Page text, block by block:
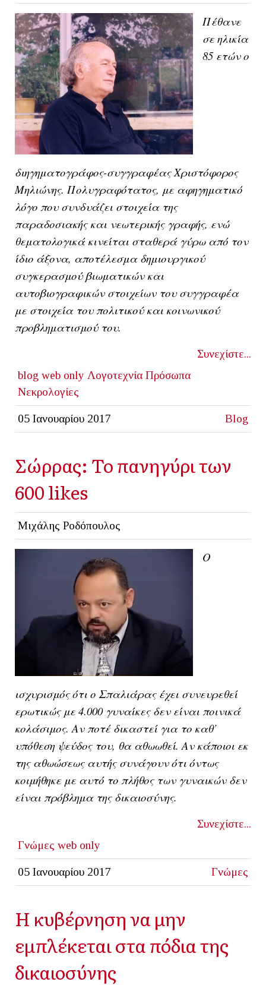
Πέθανε
σε ηλικία
85 ετών ο
διηγηματογράφος-συγγραφέας Χριστόφορος
Μηλιώνης. Πολυγραφότατος, με αφηγηματικό
λόγο που συνδυάζει στοιχεία της
παραδοσιακής και νεωτερικής γραφής, ενώ
θεματολογικά κινείται σταθερά γύρω από τον
ίδιο άξονα, αποτέλεσμα δημιουργικού
συγκερασμού βιωματικών και
αυτοβιογραφικών στοιχείων του συγγραφέα
με στοιχεία του πολιτικού και κοινωνικού
προβληματισμού του.
Συνεχίστε...
blog web only Λογοτεχνία Πρόσωπα
Νεκρολογίες
05 Ιανουαρίου 2017 Blog
Σώρρας: Το πανηγύρι των
600 likes
Μιχάλης Ροδόπουλος
Ο
ισχυρισμός ότι ο Σπαλιάρας έχει συνευρεθεί
ερωτικώς με 4.000 γυναίκες δεν είναι ποινικά
κολάσιμος. Αν ποτέ δικαστεί για το καθ’
υπόθεση ψεύδος του, θα αθωωθεί. Αν κάποιοι εκ
της αθωώσεως αυτής συνάγουν ότι όντως
κοιμήθηκε με αυτό το πλήθος των γυναικών δεν
είναι πρόβλημα της δικαιοσύνης.
Συνεχίστε...
Γνώμες web only
05 Ιανουαρίου 2017 Γνώμες
Η κυβέρνηση να μην
εμπλέκεται στα πόδια της
δικαιοσύνης